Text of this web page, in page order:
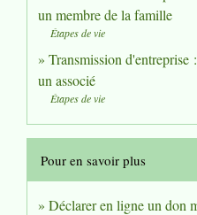
un membre de la famille
Étapes de vie
Transmission d'entreprise
un associé
Étapes de vie
Pour en savoir plus
Déclarer en ligne un don